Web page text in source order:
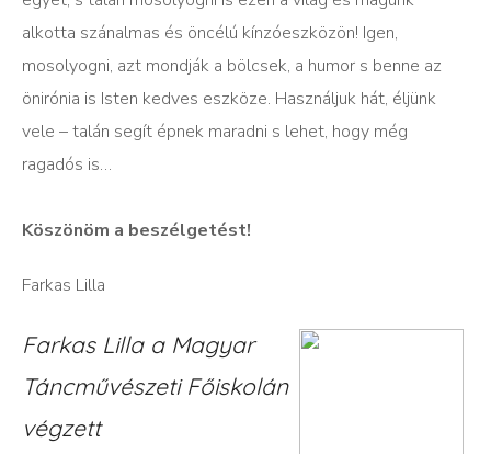
alkotta szánalmas és öncélú kínzóeszközön! Igen,
mosolyogni, azt mondják a bölcsek, a humor s benne az
önirónia is Isten kedves eszköze. Használjuk hát, éljünk
vele – talán segít épnek maradni s lehet, hogy még
ragadós is…
Köszönöm a beszélgetést!
Farkas Lilla
Farkas Lilla a Magyar
Táncművészeti Főiskolán
végzett